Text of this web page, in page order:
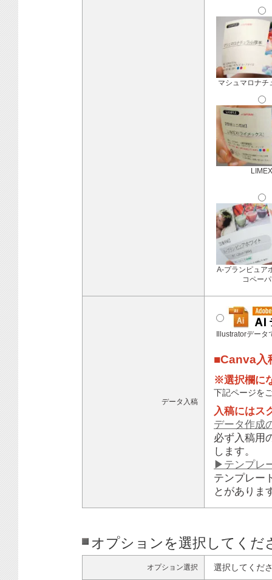
マシュマロナチ
A-プランピュア
コペー
データ入稿
Illustratorデータ
■Canva入
※選択欄に
下記ページを
入稿にはス
データ作成
必ず入稿用
します。
▶テンプレ
テンプレー
とがありま
オプションを選択してくだ
オプション選択 選択してくだ